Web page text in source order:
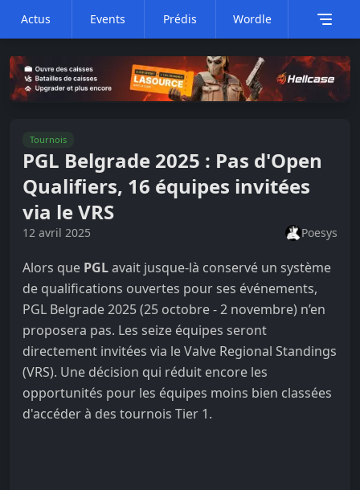
Actus Events Prédis Wordle
Tournois
PGL Belgrade 2025 : Pas d'Open
Qualifiers, 16 équipes invitées
via le VRS
12 avril 2025 Poesys
Alors que PGLavait jusque-là conservé un système
de qualifications ouvertes pour ses événements,
PGL Belgrade 2025 (25 octobre - 2 novembre) n’en
proposera pas. Les seize équipes seront
directement invitées via le Valve Regional Standings
(VRS). Une décision qui réduit encore les
opportunités pour les équipes moins bien classées
d'accéder à des tournois Tier 1.